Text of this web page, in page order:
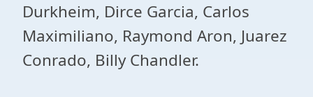
Durkheim, Dirce Garcia, Carlos
Maximiliano, Raymond Aron, Juarez
Conrado, Billy Chandler.